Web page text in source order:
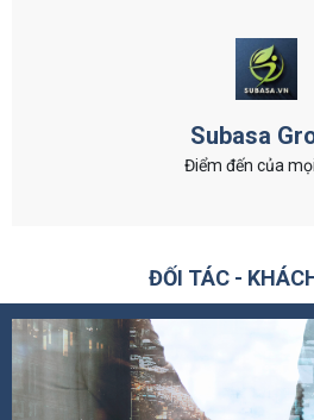
Subasa
Điểm đến của
ĐỐI TÁC -